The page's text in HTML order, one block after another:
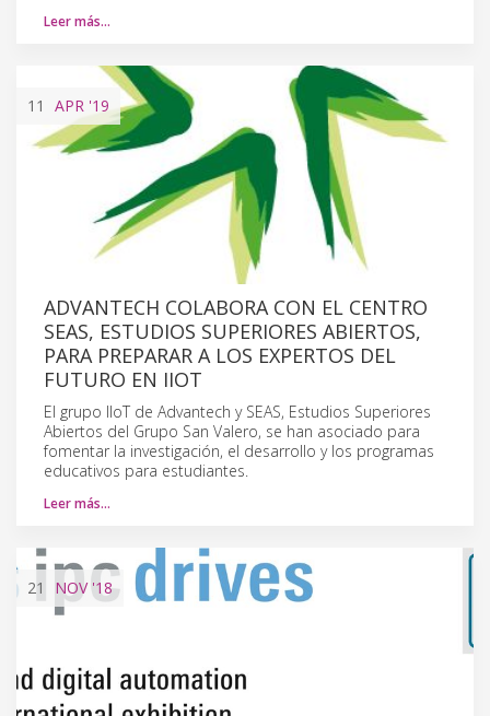
Leer más…
11 APR '19
ADVANTECH COLABORA CON EL CENTRO
SEAS, ESTUDIOS SUPERIORES ABIERTOS,
PARA PREPARAR A LOS EXPERTOS DEL
FUTURO EN IIOT
El grupo IIoT de Advantech y SEAS, Estudios Superiores
Abiertos del Grupo San Valero, se han asociado para
fomentar la investigación, el desarrollo y los programas
educativos para estudiantes.
Leer más…
21 NOV'18